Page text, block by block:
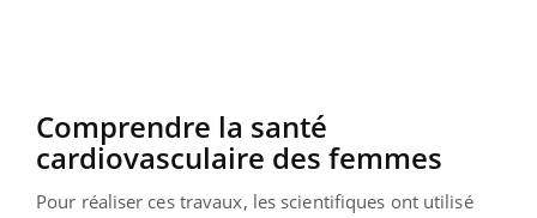
Comprendre la santé
cardiovasculaire des femmes
Pour réaliser ces travaux, les scientifiques ont utilisé